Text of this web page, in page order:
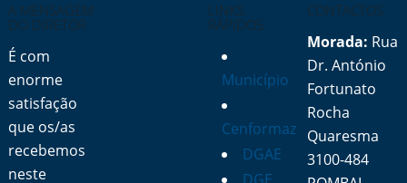
A MENSAGEM
DO DIRETOR
É com
enorme
satisfação
que os/as
recebemos
neste
LINKS
RÁPIDOS
Município
Cenformaz
DGAE
CONTACTOS
Morada: Rua
Dr. António
Fortunato
Rocha
Quaresma
3100-484